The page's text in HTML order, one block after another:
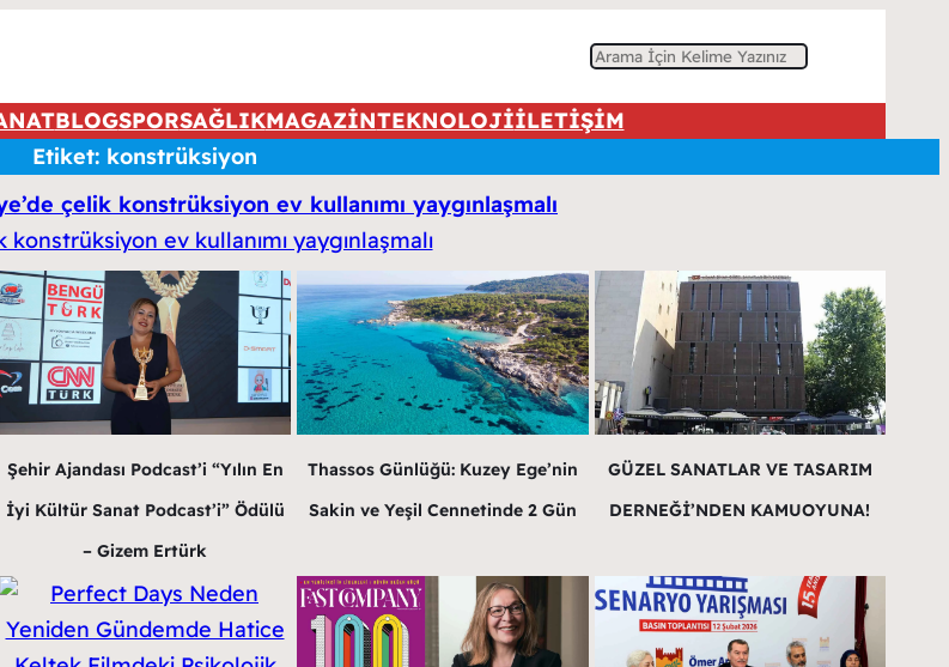
A
a
BLOGSPORSAĞLIKMAGAZİNTEKNOLOJİİLETİŞİM
Etiket: konstrüksiyon
çelik konstrüksiyon ev kullanımı yaygınlaşmalı
Şehir Ajandası Podcast’i “Yılın En
İyi Kültür Sanat Podcast’i” Ödülü
– Gizem Ertürk
Thassos Günlüğü: Kuzey Ege’nin
Sakin ve Yeşil Cennetinde 2 Gün
GÜZEL SANATLAR VE TASARIM
DERNEĞİ’NDEN KAMUOYUNA!